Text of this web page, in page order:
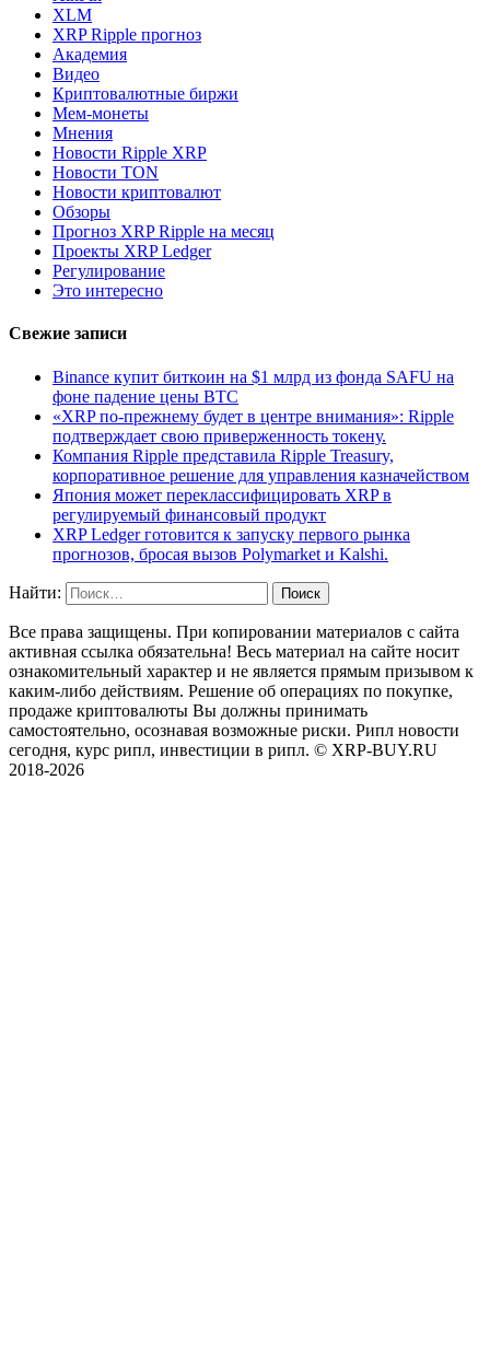
XLM
XRP Ripple прогноз
Академия
Видео
Криптовалютные биржи
Мем-монеты
Мнения
Новости Ripple XRP
Новости TON
Новости криптовалют
Обзоры
Прогноз XRP Ripple на месяц
Проекты XRP Ledger
Регулирование
Это интересно
Свежие записи
Binance купит биткоин на $1 млрд из фонда SAFU на
фоне падение цены BTC
«XRP по-прежнему будет в центре внимания»: Ripple
подтверждает свою приверженность токену.
Компания Ripple представила Ripple Treasury,
корпоративное решение для управления казначейством
Япония может переклассифицировать XRP в
регулируемый финансовый продукт
XRP Ledger готовится к запуску первого рынка
прогнозов, бросая вызов Polymarket и Kalshi.
Найти:
Все права защищены. При копировании материалов с сайта
активная ссылка обязательна! Весь материал на сайте носит
ознакомительный характер и не является прямым призывом к
каким-либо действиям. Решение об операциях по покупке,
продаже криптовалюты Вы должны принимать
самостоятельно, осознавая возможные риски. Рипл новости
сегодня, курс рипл, инвестиции в рипл. © XRP-BUY.RU
2018-2026